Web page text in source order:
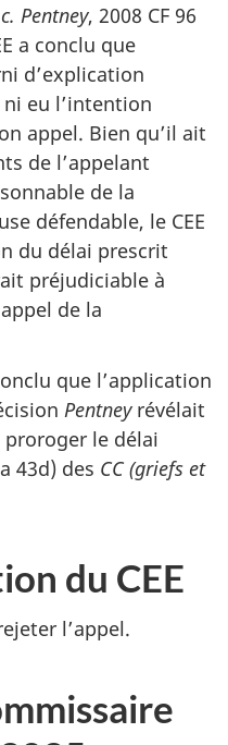
Pentney, 2008 CF 96
a conclu que
d’explication
eu l’intention
appel. Bien qu’il ait
de l’appelant
de la
défendable, le CEE
du délai prescrit
préjudiciable à
de la
que l’application
Pentney révélait
proroger le délai
43d) des CC (griefs et
du CEE
l’appel.